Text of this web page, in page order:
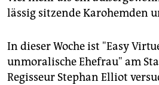
lässig sitzende Karohemden
In dieser Woche ist "Easy
unmoralische Ehefrau" am
Regisseur Stephan Elliot